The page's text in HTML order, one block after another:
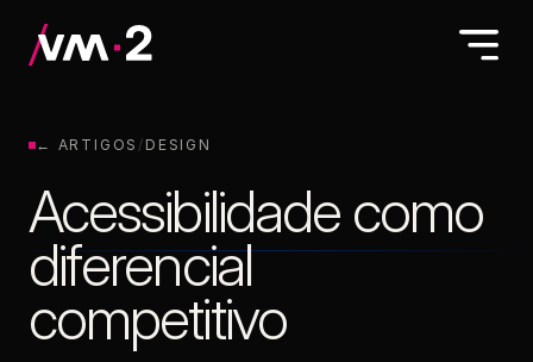
← ARTIGOS / DESIGN
Acessibilidade como
diferencial
competitivo